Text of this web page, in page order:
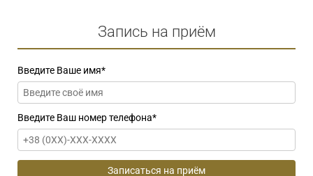
Запись на приём
Введите Ваше имя*
Введите Ваш номер телефона*